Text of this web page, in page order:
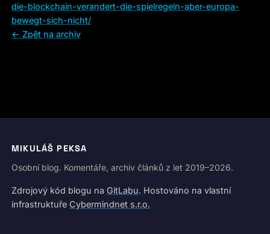
die-blockchain-verandert-die-spielregeln-aber-europa-
bewegt-sich-nicht/
← Zpět na archiv
MIKULÁŠ PEKSA
Osobní blog. Komentáře, archiv článků z let 2019–2026.
Zdrojový kód blogu na GitLabu. Hostováno na vlastní
infrastruktuře Cybermindnet s.r.o.